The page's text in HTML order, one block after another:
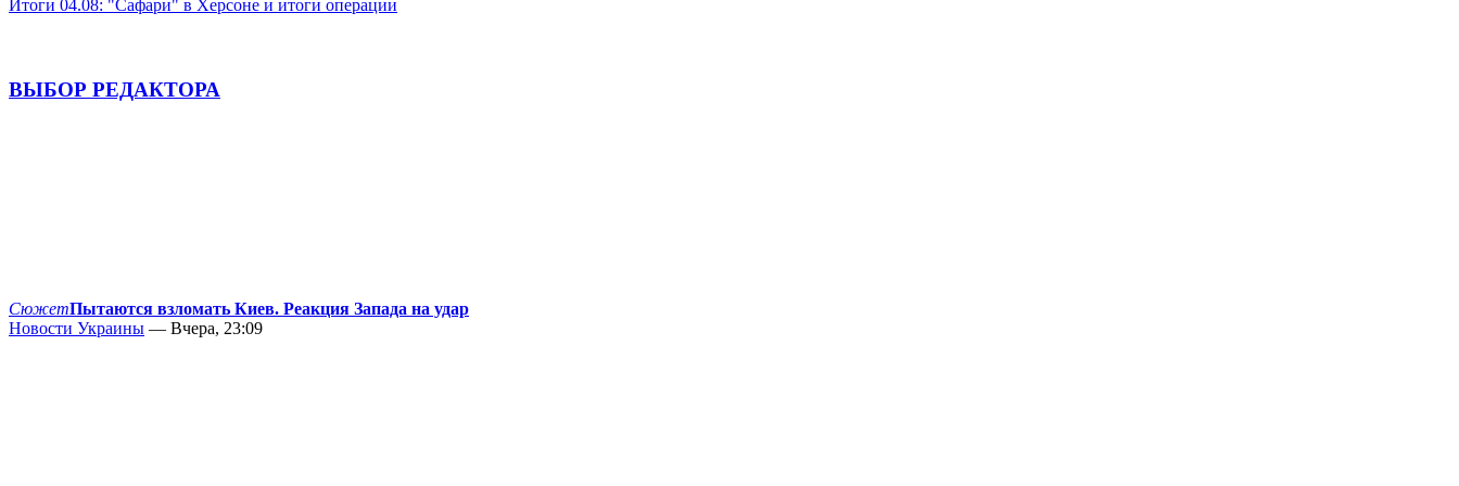
Итоги 04.08: "Сафари" в Херсоне и итоги операции
ВЫБОР РЕДАКТОРА
СюжетПытаются взломать Киев. Реакция Запада на удар
Новости Украины — Вчера, 23:09